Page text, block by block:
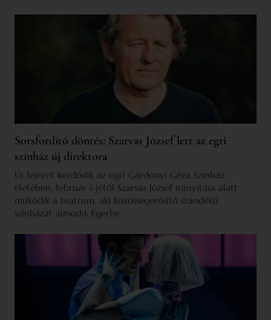
Sorsfordító döntés: Szarvas József lett az egri
színház új direktora
Új fejezet kezdődik az egri Gárdonyi Géza Színház
életében, február 1-jétől Szarvas József irányítása alatt
működik a teátrum, aki közösségerősítő szándékú
színházat álmodik Egerbe.